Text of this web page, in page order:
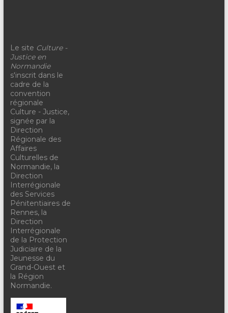
Le site Culture -
Justice en
Normandie
s'inscrit dans le
cadre de la
convention
régionale
Culture - Justice,
signée par la
Direction
Régionale des
Affaires
Culturelles de
Normandie, la
Direction
Interrégionale
des Services
Pénitentiaires de
Rennes, la
Direction
Interrégionale
de la Protection
Judiciaire de la
Jeunesse du
Grand-Ouest et
la Région
Normandie.